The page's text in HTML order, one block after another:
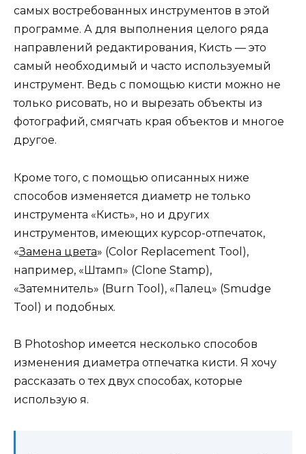
самых востребованных инструментов в этой
программе. А для выполнения целого ряда
направлений редактирования, Кисть — это
самый необходимый и часто используемый
инструмент. Ведь с помощью кисти можно не
только рисовать, но и вырезать объекты из
фотографий, смягчать края объектов и многое
другое.
Кроме того, с помощью описанных ниже
способов изменяется диаметр не только
инструмента «Кисть», но и других
инструментов, имеющих курсор-отпечаток,
«Замена цвета» (Color Replacement Tool),
например, «Штамп» (Clone Stamp),
«Затемнитель» (Burn Tool), «Палец» (Smudge
Tool) и подобных.
В Photoshop имеется несколько способов
изменения диаметра отпечатка кисти. Я хочу
рассказать о тех двух способах, которые
использую я.